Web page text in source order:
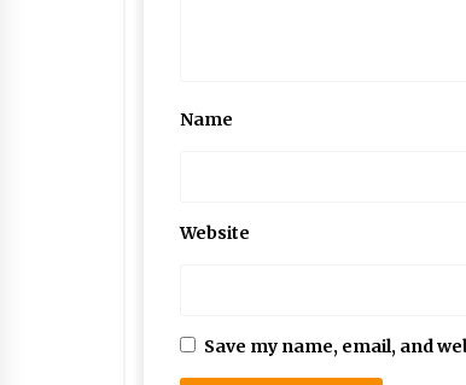
Name
Website
Save my name, email, and